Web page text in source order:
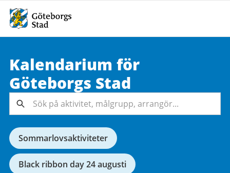
Kalendarium för
Göteborgs Stad
Sök på
aktivitet,
målgrupp,
arrangör...
Sök
Sommarlovsaktiviteter
Black ribbon day 24 augusti